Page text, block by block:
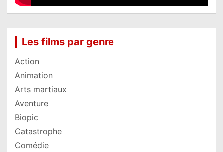
Les films par genre
Action
Animation
Arts martiaux
Aventure
Biopic
Catastrophe
Comédie